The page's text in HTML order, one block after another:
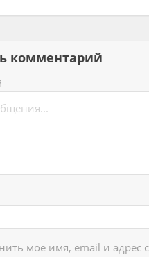
комментарий
моё имя, email и адрес